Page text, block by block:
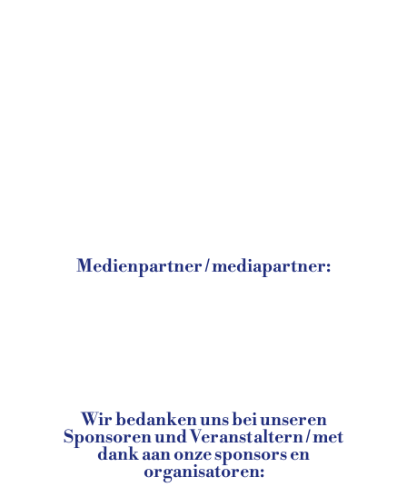
Medienpartner / mediapartner:
Wir bedanken uns bei unseren
Sponsoren und Veranstaltern / met
dank aan onze sponsors en
organisatoren: